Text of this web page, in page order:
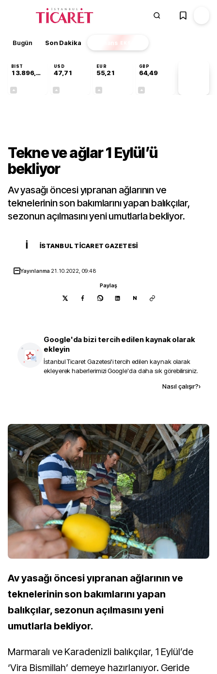
Bugün Son Dakika Finans EKSTRA
BIST
13.896,36
USD
47,71
EUR
55,21
GBP
64,49
Tekne ve ağlar 1 Eylül’ü
bekliyor
Av yasağı öncesi yıpranan ağlarının ve
teknelerinin son bakımlarını yapan balıkçılar,
sezonun açılmasını yeni umutlarla bekliyor.
İ İSTANBUL TICARET GAZETESI
Yayınlanma 21.10.2022, 09:48
Paylaş
N
Google'da bizi tercih edilen kaynak olarak
ekleyin
İstanbul Ticaret Gazetesi'i tercih edilen kaynak olarak
ekleyerek haberlerimizi Google'da daha sık görebilirsiniz.
Nasıl çalışır?›
Av yasağı öncesi yıpranan ağlarının ve
teknelerinin son bakımlarını yapan
balıkçılar, sezonun açılmasını yeni
umutlarla bekliyor.
Marmaralı ve Karadenizli balıkçılar, 1 Eylül’de
‘Vira Bismillah’ demeye hazırlanıyor. Geride